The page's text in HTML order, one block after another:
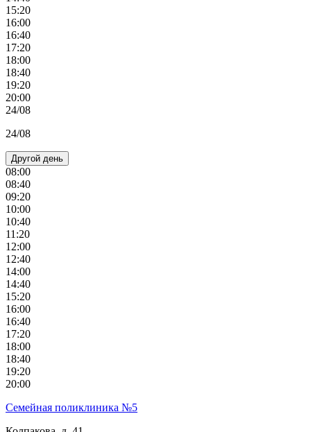
15:20
16:00
16:40
17:20
18:00
18:40
19:20
20:00
24/08
24/08
Другой день
08:00
08:40
09:20
10:00
10:40
11:20
12:00
12:40
14:00
14:40
15:20
16:00
16:40
17:20
18:00
18:40
19:20
20:00
Семейная поликлиника №5